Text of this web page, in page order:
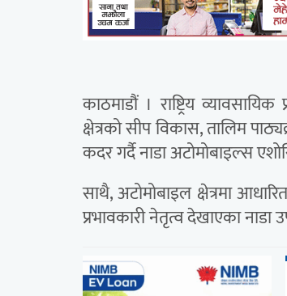
काठमाडौं । राष्ट्रिय
क्षेत्रको सीप विकास, तालिम
कदर गर्दै नाडा अटोमोबाइल्स
साथै, अटोमोबाइल क्षेत्रमा
प्रभावकारी नेतृत्व देखाएका नाडा